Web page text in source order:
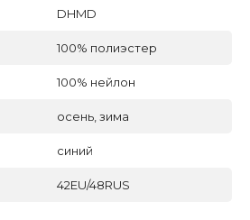
DHMD
100% полиэстер
100% нейлон
осень, зима
синий
42EU/48RUS